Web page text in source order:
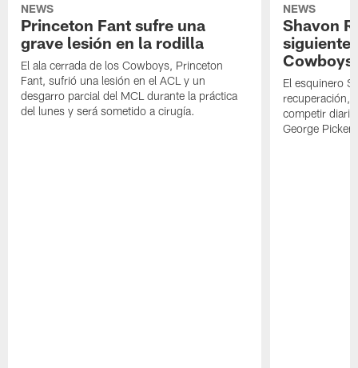
NEWS
Princeton Fant sufre una
grave lesión en la rodilla
El ala cerrada de los Cowboys, Princeton
Fant, sufrió una lesión en el ACL y un
desgarro parcial del MCL durante la práctica
del lunes y será sometido a cirugía.
NEWS
Shavon
siguiente
Cowboys
El esquinero
recuperación,
competir
George